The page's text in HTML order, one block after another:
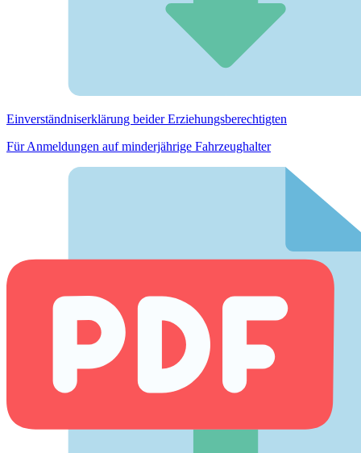
Einverständnis­erklärung beider Erziehungs­berechtigten
Für Anmeldungen auf minderjährige Fahrzeughalter